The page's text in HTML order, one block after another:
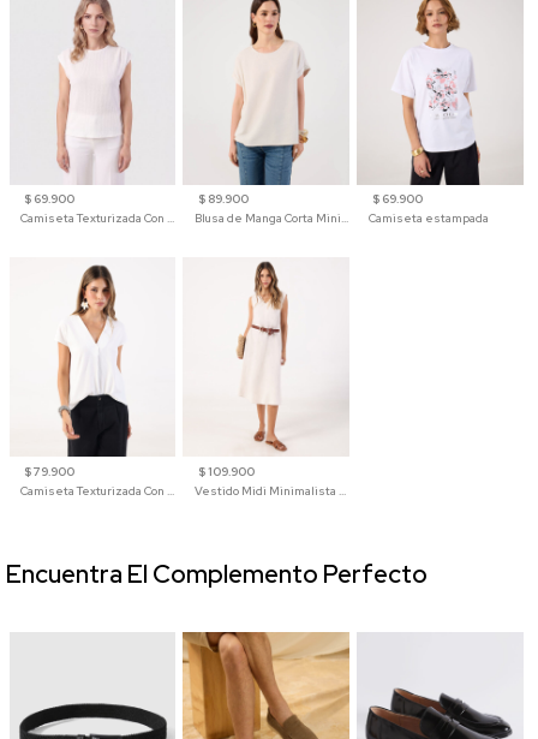
$ 69.900
$ 89.900
$ 69.900
Camiseta estampada
$ 79.900
$ 109.900
Encuentra El Complemento Perfecto